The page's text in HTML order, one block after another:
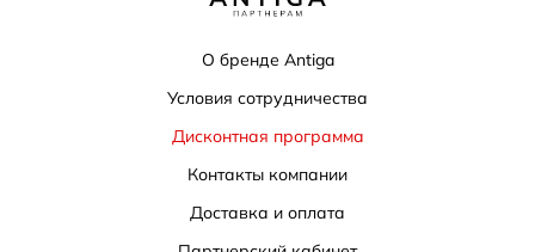
О бренде Antiga
Условия сотрудничества
Дисконтная программа
Контакты компании
Доставка и оплата